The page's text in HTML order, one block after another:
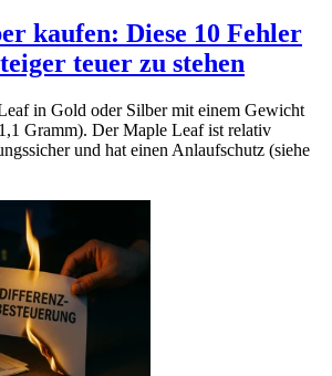
kaufen: Diese 10 Fehler
teuer zu stehen
in Gold oder Silber mit einem Gewicht
Gramm). Der Maple Leaf ist relativ
und hat einen Anlaufschutz (siehe